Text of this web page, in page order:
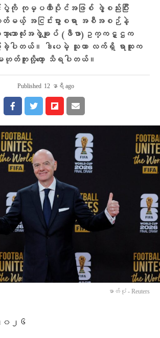
င်ပွဲကို ကုမ္ပဏီပိုင်အဖြစ် ဖွဲ့စည်းပြီး
ထုတ်မယ့် အငြင်းပွားစရာ အစီအစဉ်နဲ့
ဘောလုံးအဖွဲ့ချုပ် (ဖီဖာ)ဥက္ကဋ္ဌက
ြောခဲ့ပါတယ်။ ဒါပေမဲ့ သူဟာ လက်ရှိ ရာထူးက
တ်ဘူးလို့တော့ သိရပါတယ်။
Published 12 နာရီ ago
ဓာတ်ပုံ - Reuters
၀၂၆